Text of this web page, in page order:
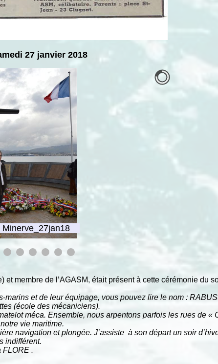
27 janvier 2018
membre de l’AGASM, était présent à cette cérémonie du
et de leur équipage, vous pouvez lire le nom :
(école des mécaniciens).
méca. Ensemble, nous arpentons parfois les rues de «
vie maritime.
navigation et plongée. J’assiste à son départ un soir
indifférent.
FLORE .